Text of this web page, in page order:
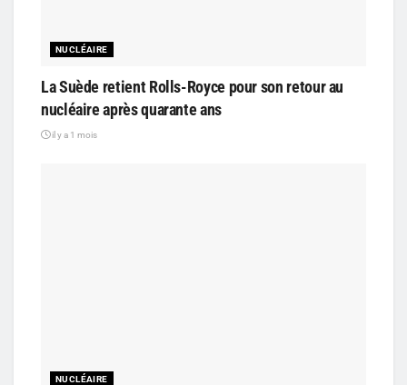
NUCLÉAIRE
La Suède retient Rolls-Royce pour son retour au
nucléaire après quarante ans
il y a 1 mois
NUCLÉAIRE